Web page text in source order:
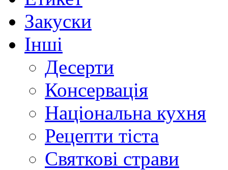
Закуски
Інші
Десерти
Консервація
Національна кухня
Рецепти тіста
Святкові страви